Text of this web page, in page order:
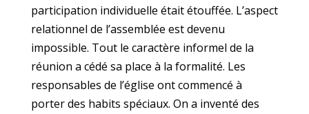
participation individuelle était étouffée. L’aspect
relationnel de l’assemblée est devenu
impossible. Tout le caractère informel de la
réunion a cédé sa place à la formalité. Les
responsables de l’église ont commencé à
porter des habits spéciaux. On a inventé des